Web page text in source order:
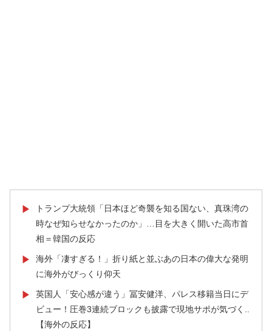
▶
トランプ大統領「日本ほど奇襲を知る国ない、真珠湾の
時なぜ知らせなかったのか」…目を大きく開いた高市首
相＝韓国の反応
▶
海外「凄すぎる！」折り紙と並ぶあの日本の偉大な発明
に海外がびっくり仰天
▶
英国人「安心感が違う」冨安健洋、パレス移籍当日にデ
ビュー！圧巻3連続ブロックも披露で現地サポが気づく..
【海外の反応】